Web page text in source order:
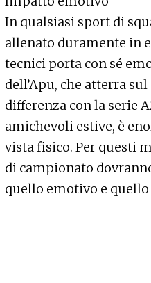
In qualsiasi sport di
allenato duramente in
tecnici porta con sé
dell’Apu, che atterra
differenza con la serie
amichevoli estive, è
vista fisico. Per questi
di campionato
quello emotivo e